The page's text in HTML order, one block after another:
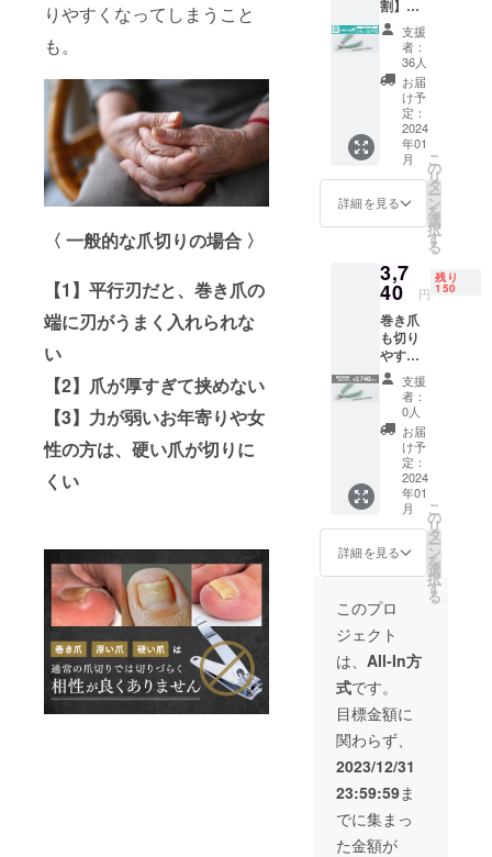
りやすくなってしまうこと
も。
〈 一般的な爪切りの場合 〉
【1】平行刃だと、巻き爪の
端に刃がうまく入れられな
い
【2】爪が厚すぎて挟めない
【3】力が弱いお年寄りや女
性の方は、硬い爪が切りに
くい
割】巻
き爪も
切りや
すい
ニッ
パー爪
切り ヤ
スリ付×
注文状
況、使
用部材
の供給
状況、
程上の
都合等
により
出荷時
期が遅
れる場
合がご
ざいま
す。 ※
配送料
を含ん
だリ
ターン
価格と
なりま
す。
支援
者：
36人
お届
け予
定：
2024
年01
月
詳細を見る
こ
の
リ
タ
ー
ン
を
選
択
す
る
3,7
40 円
残り
150
巻き爪
も切り
やすい
ニッ
パー爪
切り ヤ
スリ付×
注文状
況、使
用部材
の供給
状況、
製造工
程上の
都合等
により
出荷時
期が遅
れる場
合がご
ざいま
す。 ※
配送料
を含ん
だリ
ターン
価格と
なりま
す。
支援
者：
0人
お届
け予
定：
2024
年01
月
詳細を見る
こ
の
リ
タ
ー
ン
を
選
択
す
る
このプロ
ジェクト
は、 All-In方
式です。
目標金額に
関わらず、
2023/12/31
23:59:59ま
でに集まっ
た金額が